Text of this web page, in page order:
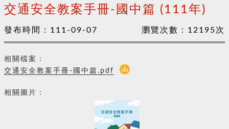
交通安全教案手冊-國中篇 (111年)
發布時間： 111-09-07 瀏覽次數： 12195次
相關檔案：
交通安全教案手冊-國中篇.pdf
相關圖片：